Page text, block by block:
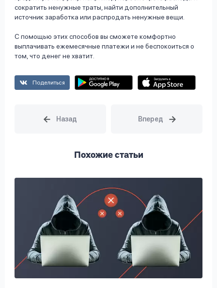
сократить ненужные траты, найти дополнительный
источник заработка или распродать ненужные вещи.
С помощью этих способов вы сможете комфортно
выплачивать ежемесячные платежи и не беспокоиться о
том, что денег не хватит.
Поделиться
Похожие статьи